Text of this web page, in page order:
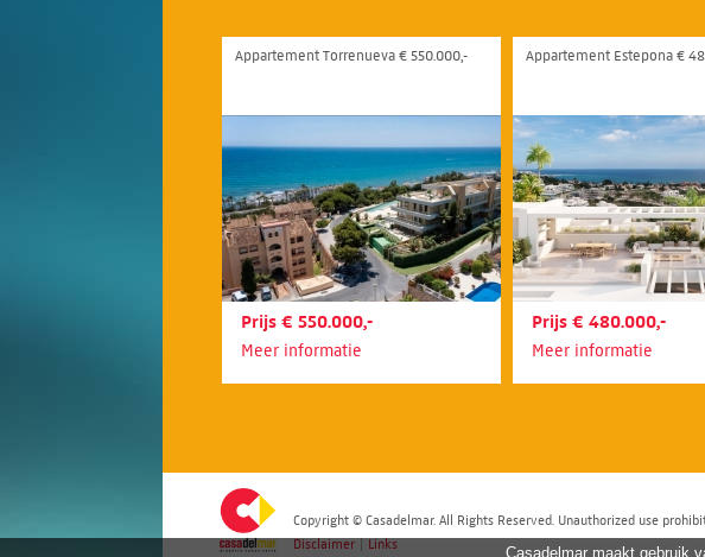
Appartement Torrenueva € 550.000,-
Prijs € 550.000,-
Meer informatie
Appartement Estepona €
Prijs € 480.000,-
Meer informatie
Copyright © Casadelmar. All Rights Reserved. Unauthorized use
Disclaimer
Links Casadelmar maakt gebruik